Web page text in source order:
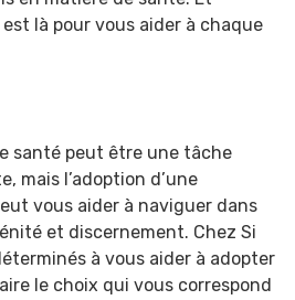
est là pour vous aider à chaque
santé peut être une tâche
mais l’adoption d’une
vous aider à naviguer dans
et discernement. Chez Si
à vous aider à adopter
le choix qui vous correspond